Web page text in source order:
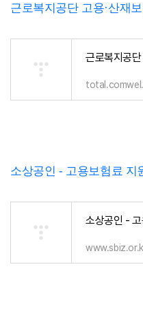
근로복지공단 고용·산재
근로복지공
소상공인 - 고용보험료 지
소상공인 -